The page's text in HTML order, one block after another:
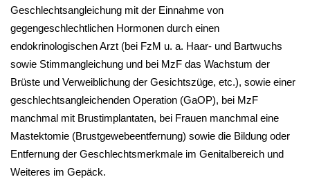
Geschlechtsangleichung mit der Einnahme von
gegengeschlechtlichen Hormonen durch einen
endokrinologischen Arzt (bei FzM u. a. Haar- und Bartwuchs
sowie Stimmangleichung und bei MzF das Wachstum der
Brüste und Verweiblichung der Gesichtszüge, etc.), sowie einer
geschlechtsangleichenden Operation (GaOP), bei MzF
manchmal mit Brustimplantaten, bei Frauen manchmal eine
Mastektomie (Brustgewebeentfernung) sowie die Bildung oder
Entfernung der Geschlechtsmerkmale im Genitalbereich und
Weiteres im Gepäck.